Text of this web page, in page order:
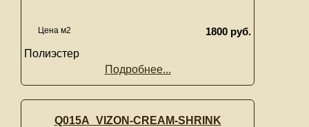
Цена м2
1800 руб.
Полиэстер
Подробнее...
Q015A_VIZON-CREAM-SHRINK